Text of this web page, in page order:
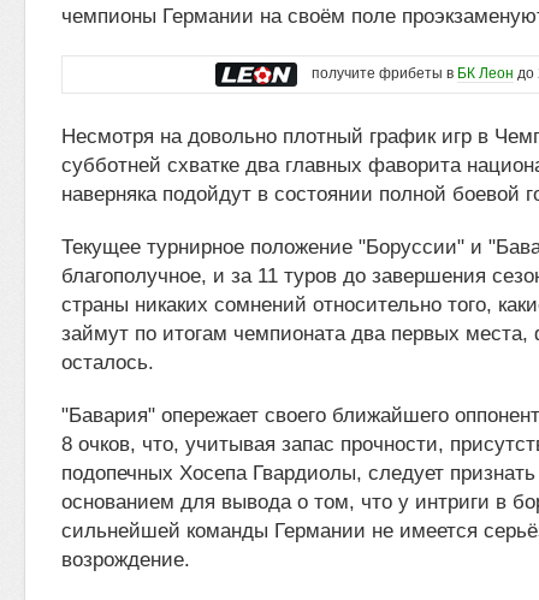
чемпионы Германии на своём поле
получите фрибеты в БК Леон до
Несмотря на довольно плотный график игр в
субботней схватке два главных фаворита
наверняка подойдут в состоянии полной боевой
Текущее турнирное положение "Боруссии" и
благополучное, и за 11 туров до завершения
страны никаких сомнений относительно того,
займут по итогам чемпионата два первых места,
осталось.
"Бавария" опережает своего ближайшего
8 очков, что, учитывая запас прочности,
подопечных Хосепа Гвардиолы, следует
основанием для вывода о том, что у интриги в
сильнейшей команды Германии не имеется
возрождение.